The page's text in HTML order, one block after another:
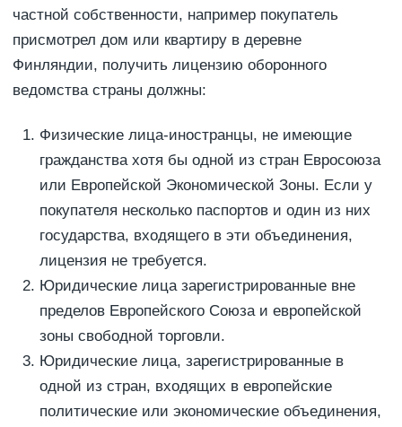
частной собственности, например покупатель
присмотрел дом или квартиру в деревне
Финляндии, получить лицензию оборонного
ведомства страны должны:
Физические лица-иностранцы, не имеющие
гражданства хотя бы одной из стран Евросоюза
или Европейской Экономической Зоны. Если у
покупателя несколько паспортов и один из них
государства, входящего в эти объединения,
лицензия не требуется.
Юридические лица зарегистрированные вне
пределов Европейского Союза и европейской
зоны свободной торговли.
Юридические лица, зарегистрированные в
одной из стран, входящих в европейские
политические или экономические объединения,